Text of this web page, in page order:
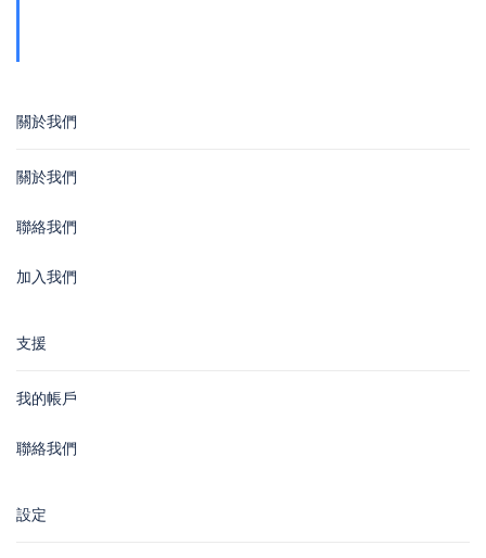
關於我們
關於我們
聯絡我們
加入我們
支援
我的帳戶
聯絡我們
設定